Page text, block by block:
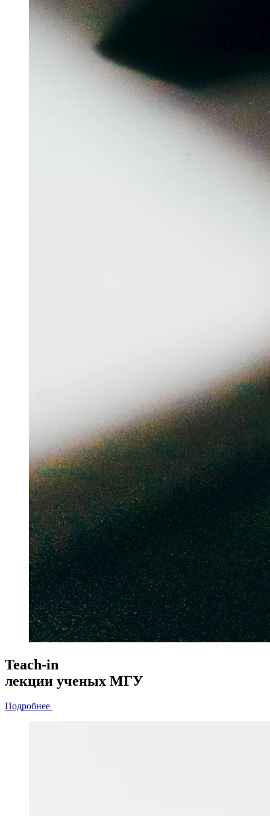
Teach-in
лекции ученых МГУ
Подробнее